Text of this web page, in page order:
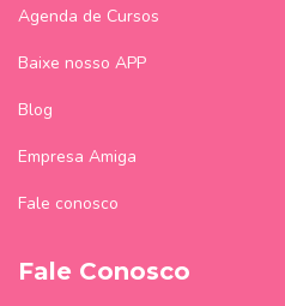
Agenda de Cursos
Baixe nosso APP
Blog
Empresa Amiga
Fale conosco
Fale Conosco